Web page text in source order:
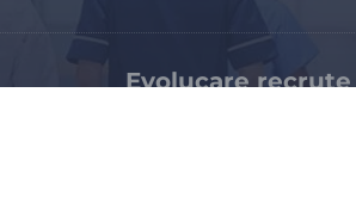
Evolucare recrute